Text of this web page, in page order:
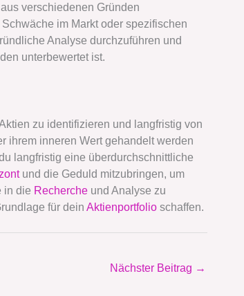
verschiedenen Gründen
im Markt oder spezifischen
Analyse durchzuführen und
unterbewertet ist.
zu identifizieren und langfristig von
ihrem inneren Wert gehandelt werden
langfristig eine überdurchschnittliche
und die Geduld mitzubringen, um
in die Recherche und Analyse zu
für dein Aktienportfolio schaffen.
Nächster Beitrag →